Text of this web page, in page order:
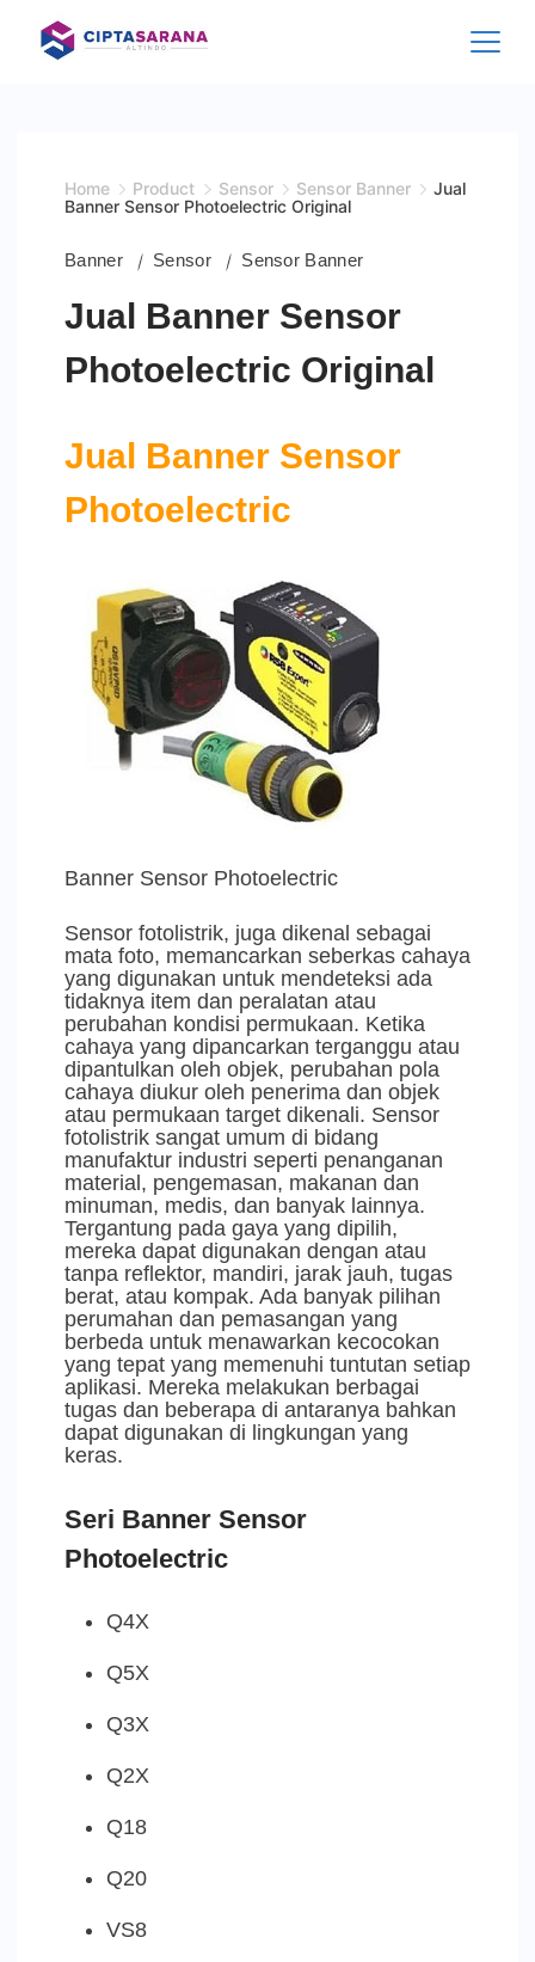
content
Home Product Sensor Sensor Banner
Jual
Banner Sensor Photoelectric Original
Banner Sensor Sensor Banner
Jual Banner Sensor
Photoelectric Original
Jual Banner Sensor
Photoelectric
Banner Sensor Photoelectric
Sensor fotolistrik, juga dikenal sebagai
mata foto, memancarkan seberkas cahaya
yang digunakan untuk mendeteksi ada
tidaknya item dan peralatan atau
perubahan kondisi permukaan. Ketika
cahaya yang dipancarkan terganggu atau
dipantulkan oleh objek, perubahan pola
cahaya diukur oleh penerima dan objek
atau permukaan target dikenali. Sensor
fotolistrik sangat umum di bidang
manufaktur industri seperti penanganan
material, pengemasan, makanan dan
minuman, medis, dan banyak lainnya.
Tergantung pada gaya yang dipilih,
mereka dapat digunakan dengan atau
tanpa reflektor, mandiri, jarak jauh, tugas
berat, atau kompak. Ada banyak pilihan
perumahan dan pemasangan yang
berbeda untuk menawarkan kecocokan
yang tepat yang memenuhi tuntutan setiap
aplikasi. Mereka melakukan berbagai
tugas dan beberapa di antaranya bahkan
dapat digunakan di lingkungan yang
keras.
Seri Banner Sensor
Photoelectric
Q4X
Q5X
Q3X
Q2X
Q18
Q20
VS8